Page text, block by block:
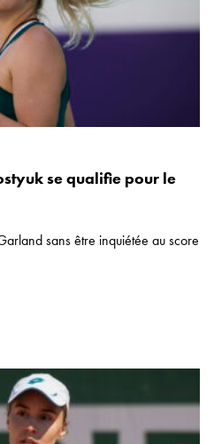
se qualifie pour le
sans être inquiétée au score